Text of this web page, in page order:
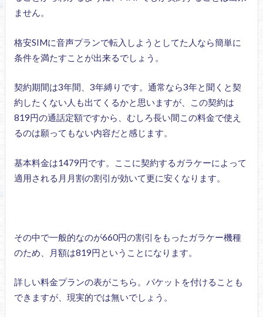
ません。
格安SIMに音声プランで転入しようとしてた人なら簡単に
条件を満たすことが出来るでしょう。
契約期間は3年間、3年縛りです。通常なら3年と聞くと契
約したくない人も出てくるかと思いますが、この契約は
819円の通話定額ですから、むしろ長い間この料金で使え
るのは願ってもない内容だと感じます。
基本料金は1479円です。ここに契約するガラケーによって
適用される月月割の割引が効いて更に安くなります。
その中で一般的なのが660円の割引をもったガラケー機種
のため、月額は819円ということになります。
詳しい料金プランの表がこちら。パケットを付けることも
できますが、現実的では無いでしょう。